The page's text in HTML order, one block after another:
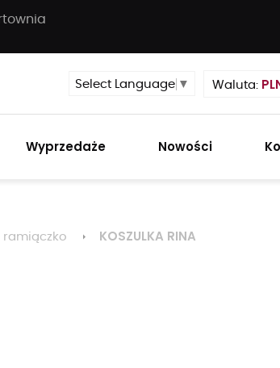
Select Language ▼ Waluta:
Wyprzedaże Nowości
ramiączko KOSZULKA RINA